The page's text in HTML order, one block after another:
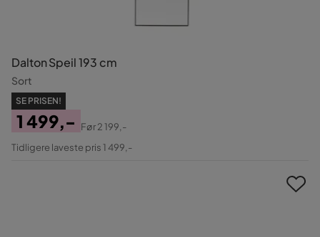
Dalton Speil 193 cm
Sort
SE PRISEN!
Pris
1 499,-
Original
Før2 199,-
Tidligere laveste pris 1 499,-